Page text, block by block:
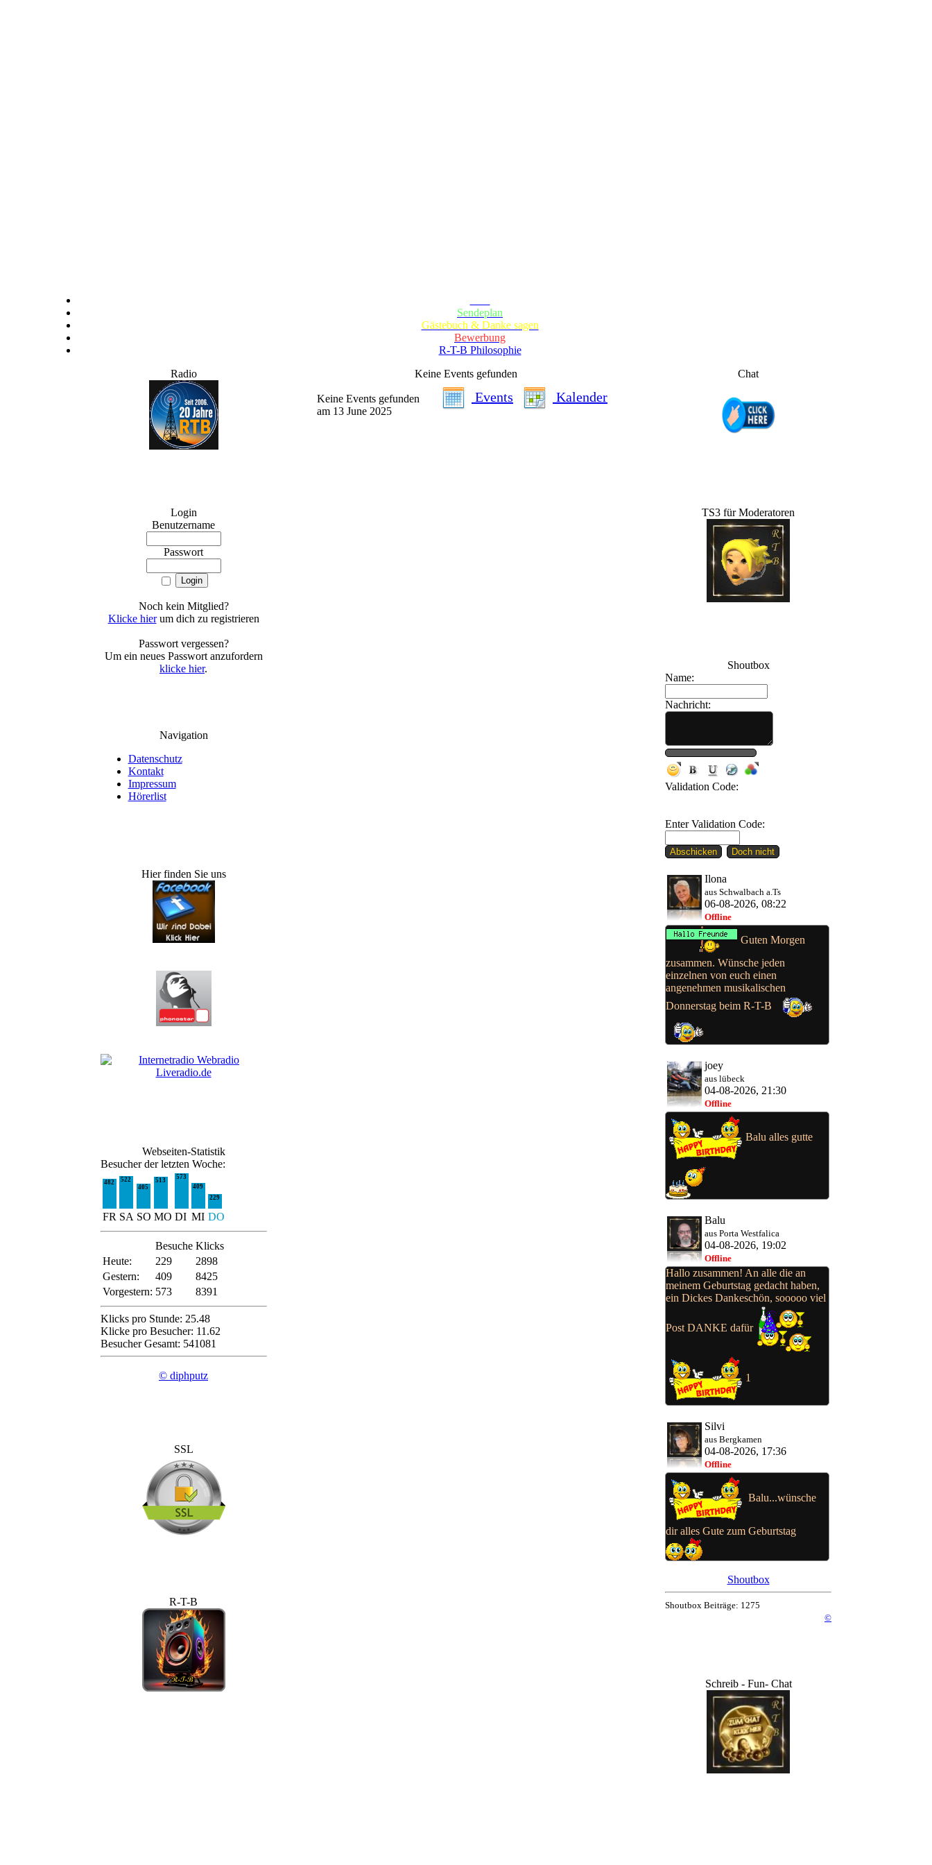
Sendeplan
Gästebuch & Danke sagen
Bewerbung
R-T-B Philosophie
Radio
Login
Benutzername
Passwort
Noch kein Mitglied?
Klicke hierum dich zu registrieren
Passwort vergessen?
Um ein neues Passwort anzufordern
klicke hier.
Navigation
Datenschutz
Kontakt
Impressum
Hörerlist
Hier finden Sie uns
Webseiten-Statistik
Besucher der letzten Woche:
482
522
405
513
573
409
229
FR SA SO MO DI MI DO
Besuche Klicks
Heute:
229
2898
Gestern:
409
8425
Vorgestern: 573 8391
Klicks pro Stunde: 25.48
Klicke pro Besucher: 11.62
Besucher Gesamt: 541081
© diphputz
SSL
R-T-B
Keine Events gefunden
Events Kalender
Keine Events gefunden
am 13 June 2025
Chat
TS3 für Moderatoren
Shoutbox
Name:
Nachricht:
Validation Code:
Enter Validation Code:
Ilona
aus Schwalbach a.Ts
06-08-2026, 08:22
Offline
Guten Morgen
zusammen. Wünsche jeden
einzelnen von euch einen
angenehmen musikalischen
Donnerstag beim R-T-B
joey
aus lübeck
04-08-2026, 21:30
Offline
Balu alles gutte
Balu
aus Porta Westfalica
04-08-2026, 19:02
Offline
Hallo zusammen! An alle die an
meinem Geburtstag gedacht haben,
ein Dickes Dankeschön, sooooo viel
Post DANKE dafür
1
Silvi
aus Bergkamen
04-08-2026, 17:36
Offline
Balu...wünsche
dir alles Gute zum Geburtstag
Shoutbox
Shoutbox Beiträge: 1275
©
Schreib - Fun- Chat